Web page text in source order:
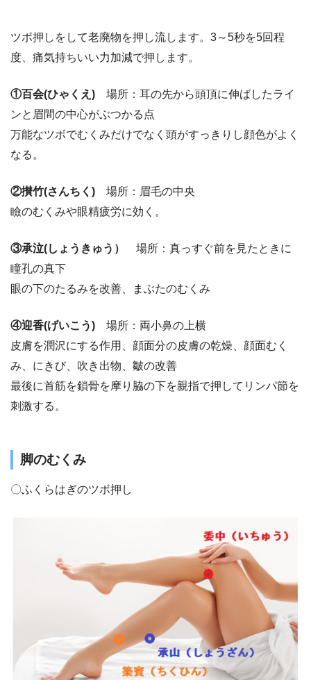
ツボ押しをして老廃物を押し流します。3～5秒を5回程
度、痛気持ちいい力加減で押します。
①百会(ひゃくえ) 場所：耳の先から頭頂に伸ばしたライ
ンと眉間の中心がぶつかる点
万能なツボでむくみだけでなく頭がすっきりし顔色がよく
なる。
②攅竹(さんちく) 場所：眉毛の中央
瞼のむくみや眼精疲労に効く。
③承泣(しょうきゅう）
場所：真っすぐ前を見たときに
瞳孔の真下
眼の下のたるみを改善、まぶたのむくみ
④迎香(げいこう) 場所：両小鼻の上横
皮膚を潤沢にする作用、顔面分の皮膚の乾燥、顔面むく
み、にきび、吹き出物、皺の改善
最後に首筋を鎖骨を摩り脇の下を親指で押してリンパ節を
刺激する。
脚のむくみ
〇ふくらはぎのツボ押し